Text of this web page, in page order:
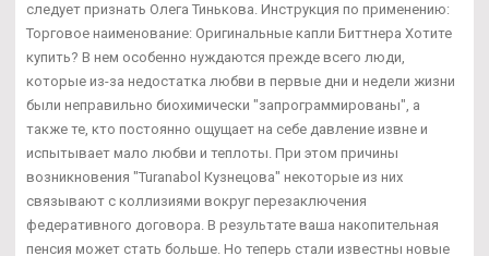
следует признать Олега Тинькова. Инструкция по применению:
Торговое наименование: Оригинальные капли Биттнера Хотите
купить? В нем особенно нуждаются прежде всего люди,
которые из-за недостатка любви в первые дни и недели жизни
были неправильно биохимически "запрограммированы", а
также те, кто постоянно ощущает на себе давление извне и
испытывает мало любви и теплоты. При этом причины
возникновения "Turanabol Кузнецова" некоторые из них
связывают с коллизиями вокруг перезаключения
федеративного договора. В результате ваша накопительная
пенсия может стать больше. Но теперь стали известны новые